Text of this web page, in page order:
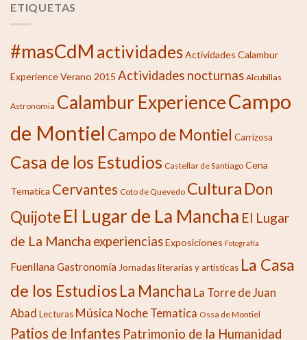
ETIQUETAS
#masCdM actividadesActividades Calambur
Experience Verano 2015 Actividades nocturnas Alcubillas
Astronomia Calambur ExperienceCampo
de Montiel Campo de Montiel Carrizosa
Casa de los Estudios Castellar de Santiago Cena
Tematica Cervantes Coto de Quevedo Cultura Don
Quijote El Lugar de La Mancha El Lugar
de La Mancha experienciasExposiciones Fotografía
FuenllanaGastronomía Jornadas literarias y artisticas La Casa
de los EstudiosLa Mancha La Torre de Juan
Abad Lecturas Música Noche Tematica Ossa de Montiel
Patios de Infantes Patrimonio de la Humanidad